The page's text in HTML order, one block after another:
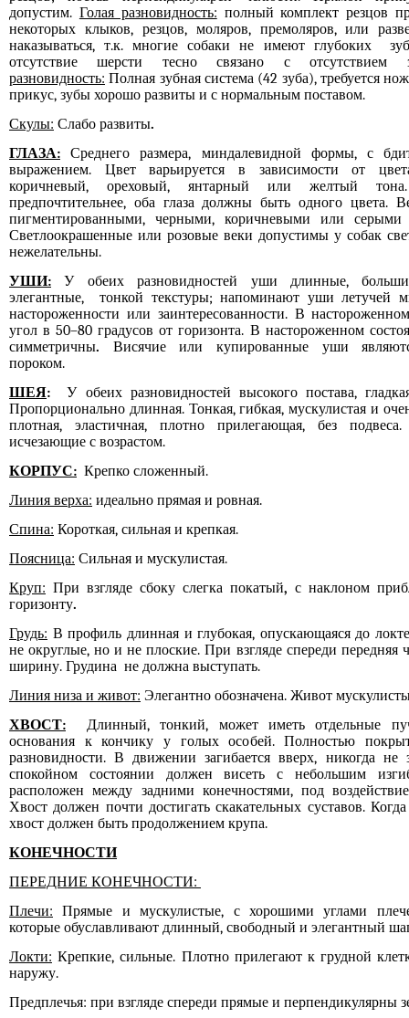
допустим. Голая разновидность: полный комплект резцов
некоторых клыков, резцов, моляров, премоляров, или
наказываться, т.к. многие собаки не имеют глубоких
отсутствие шерсти тесно связано с отсутствием
разновидность: Полная зубная система (42 зуба), требуется
прикус, зубы хорошо развиты и с нормальным поставом.
Скулы: Слабо развиты.
ГЛАЗА:
Среднего размера, миндалевидной формы, с
выражением. Цвет варьируется в зависимости от
коричневый, ореховый, янтарный или желтый
предпочтительнее, оба глаза должны быть одного
пигментированными, черными, коричневыми или серыми
Светлоокрашенные или розовые веки допустимы у собак
нежелательны.
УШИ:
У обеих разновидностей уши длинные,
элегантные, тонкой текстуры; напоминают уши летучей
настороженности или заинтересованности. В
угол в 50–80 градусов от горизонта. В настороженном
симметричны. Висячие или купированные уши
пороком.
ШЕЯ:У обеих разновидностей высокого постава,
Пропорционально длинная. Тонкая, гибкая, мускулистая и
плотная, эластичная, плотно прилегающая, без
исчезающие с возрастом.
КОРПУС: Крепко сложенный.
Линия верха: идеально прямая и ровная.
Спина: Короткая, сильная и крепкая.
Поясница: Сильная и мускулистая.
Круп: При взгляде сбоку слегка покатый, с наклоном
горизонту.
Грудь: В профиль длинная и глубокая, опускающаяся до
не округлые, но и не плоские. При взгляде спереди передняя
ширину. Грудина не должна выступать.
Линия низа и живот: Элегантно обозначена. Живот
ХВОСТ:
Длинный, тонкий, может иметь отдельные
основания к кончику у голых особей. Полностью
разновидности. В движении загибается вверх, никогда не
спокойном состоянии должен висеть с небольшим
расположен между задними конечностями, под
Хвост должен почти достигать скакательных суставов.
хвост должен быть продолжением крупа.
КОНЕЧНОСТИ
ПЕРЕДНИЕ КОНЕЧНОСТИ:
Плечи:
Прямые и мускулистые, с хорошими углами
которые обуславливают длинный, свободный и элегантный
Локти: Крепкие, сильные. Плотно прилегают к грудной
наружу.
Предплечья: при взгляде спереди прямые и перпендикулярны